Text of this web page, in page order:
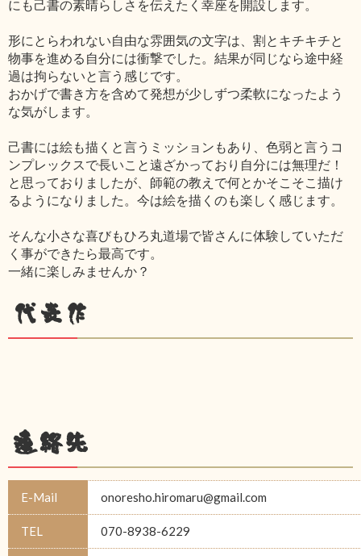
にも己書の素晴らしさを伝えたく幸座を開設します。
形にとらわれない自由な雰囲気の文字は、割とキチキチと
物事を進める自分には衝撃でした。結果が同じなら途中経
過は拘らないと言う感じです。
おかげで書き方を含めて発想が少しずつ柔軟になったよう
な気がします。
己書には絵も描くと言うミッションもあり、色弱と言うコ
ンプレックスで長いこと遠ざかっており自分には無理だ！
と思っておりましたが、師範の教えで何とかそこそこ描け
るようになりました。今は絵を描くのも楽しく感じます。
そんな小さな喜びもひろ丸道場で皆さんに体験していただ
く事ができたら最高です。
一緒に楽しみませんか？
代表作
連絡先
E-Mail onoresho.hiromaru@gmail.com
TEL 070-8938-6229